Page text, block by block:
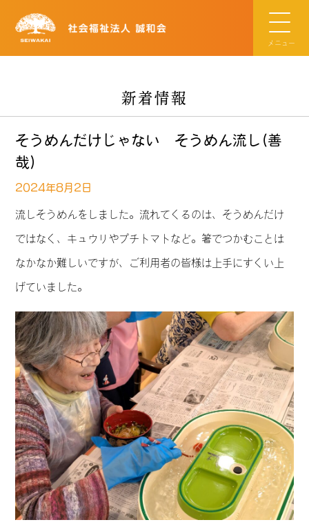
メニュー
新着情報
そうめんだけじゃない そうめん流し(善
哉)
2024年8月2日
流しそうめんをしました。流れてくるのは、そうめんだけ
ではなく、キュウリやプチトマトなど。箸でつかむことは
なかなか難しいですが、ご利用者の皆様は上手にすくい上
げていました。